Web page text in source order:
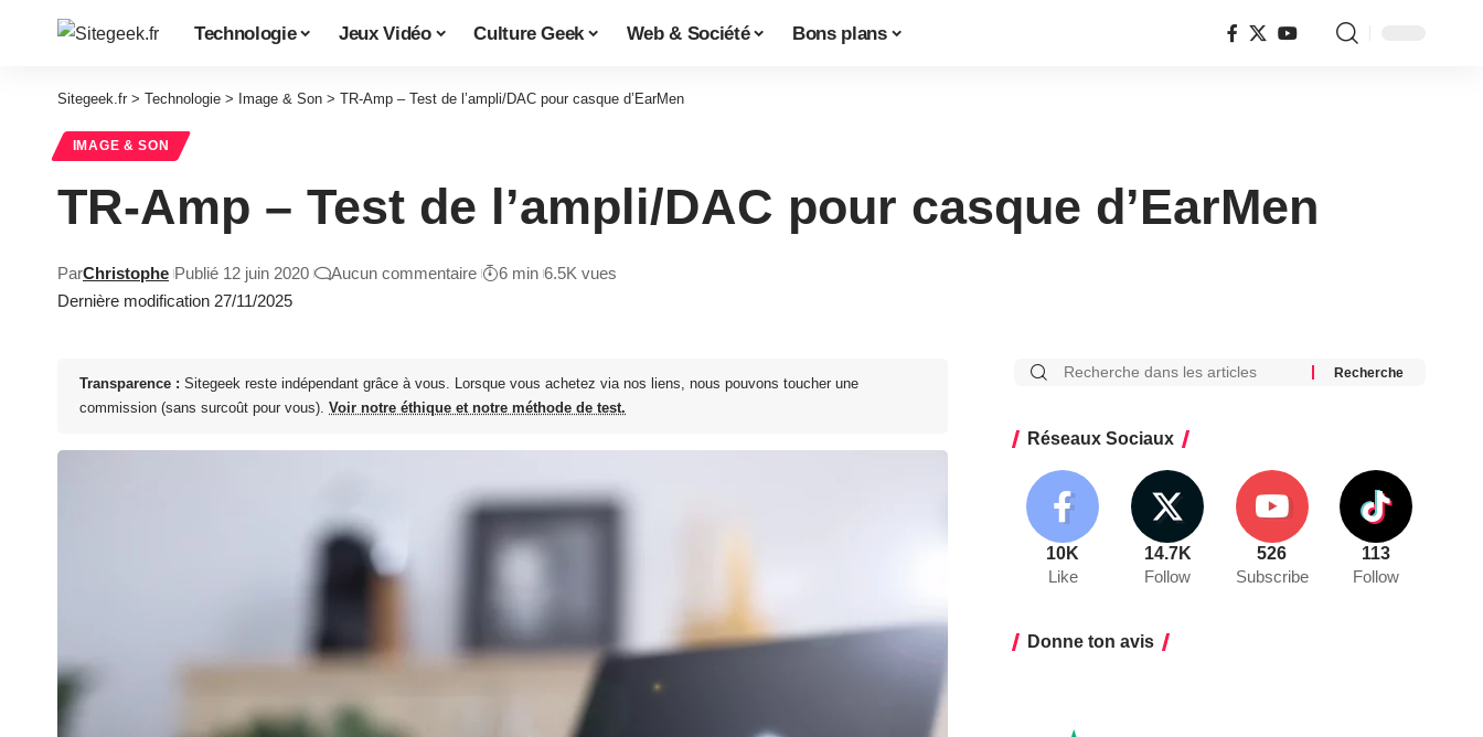
Technologie Jeux Vidéo Culture Geek Web & Société Bons plans
Sitegeek.fr > Technologie > Image & Son > TR-Amp – Test de l’ampli/DAC pour casque d’EarMen
IMAGE & SON
TR-Amp – Test de l’ampli/DAC pour casque d’EarMen
Dernière modification 27/11/2025
ParChristophe Publié 12 juin 2020 Aucun commentaire 6 min 6.5K vues
Transparence : Sitegeek reste indépendant grâce à vous. Lorsque vous achetez via nos liens, nous pouvons toucher une
commission (sans surcoût pour vous). Voir notre éthique et notre méthode de test.
Réseaux Sociaux
10K
Like
14.7K
Follow
526
Subscribe
113
Follow
Donne ton avis